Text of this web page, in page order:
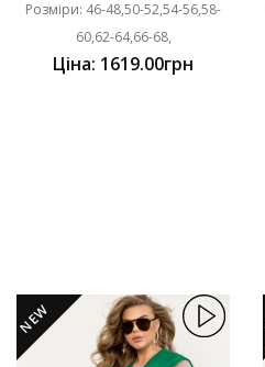
Розміри: 46-48,50-52,54-56,58-
60,62-64,66-68,
Ціна: 1619.00грн
NEW